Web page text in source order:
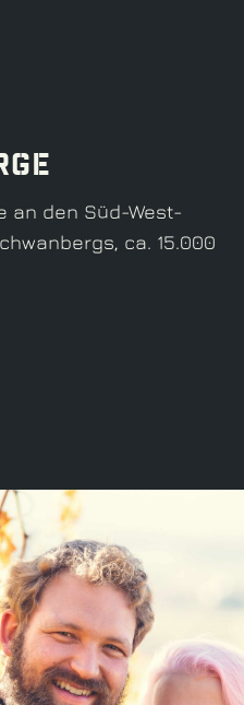
an den Süd-West-
ca. 15.000